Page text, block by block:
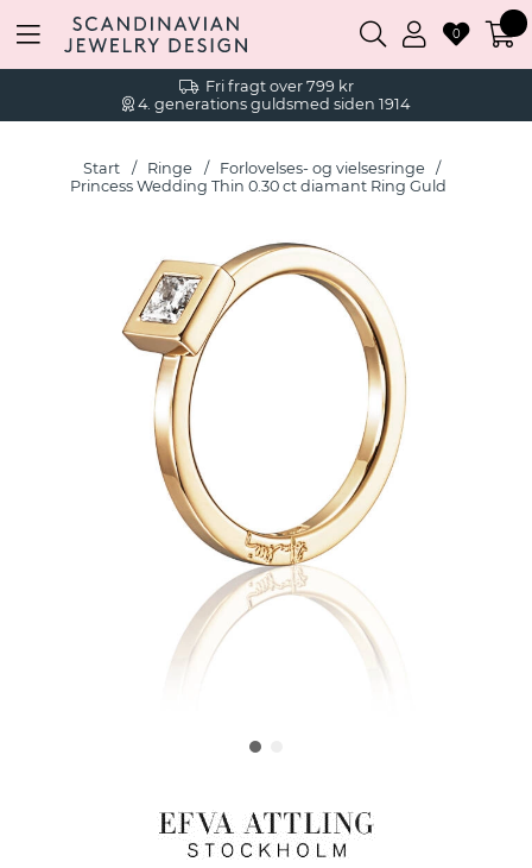
Fri fragt over 799 kr
4. generations guldsmed siden 1914
0
Start Ringe
Forlovelses- og vielsesringe
Princess Wedding Thin 0.30 ct diamant Ring Guld